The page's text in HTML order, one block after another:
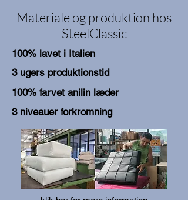
Materiale og produktion hos
SteelClassic
100% lavet i Italien
3 ugers produktionstid
100% farvet anilin læder
3 niveauer forkromning